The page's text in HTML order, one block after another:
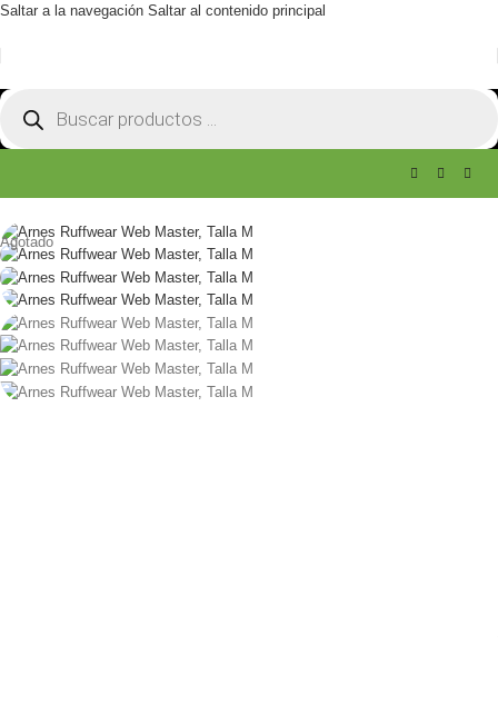
Saltar a la navegación Saltar al contenido principal
Agotado